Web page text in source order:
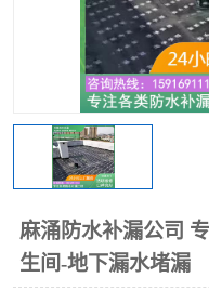
麻涌防水补漏公司
生间-地下漏水堵漏